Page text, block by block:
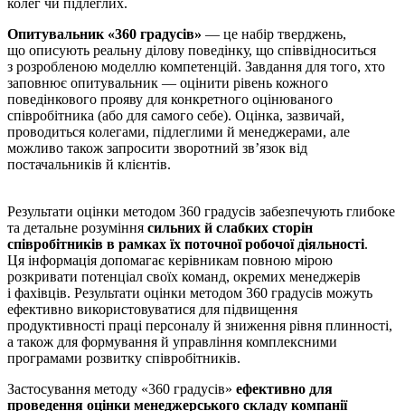
Опитувальник «360 градусів» — це набір тверджень,
що описують реальну ділову поведінку, що співвідноситься
з розробленою моделлю компетенцій. Завдання для того, хто
заповнює опитувальник — оцінити рівень кожного
поведінкового прояву для конкретного оцінюваного
співробітника (або для самого себе). Оцінка, зазвичай,
проводиться колегами, підлеглими й менеджерами, але
можливо також запросити зворотний зв’язок від
постачальників й клієнтів.
Результати оцінки методом 360 градусів забезпечують глибоке
та детальне розуміння сильних й слабких сторін
співробітників в рамках їх поточної робочої діяльності.
Ця інформація допомагає керівникам повною мірою
розкривати потенціал своїх команд, окремих менеджерів
і фахівців. Результати оцінки методом 360 градусів можуть
ефективно використовуватися для підвищення
продуктивності праці персоналу й зниження рівня плинності,
а також для формування й управління комплексними
програмами розвитку співробітників.
Застосування методу «360 градусів» ефективно для
проведення оцінки менеджерського складу компанії